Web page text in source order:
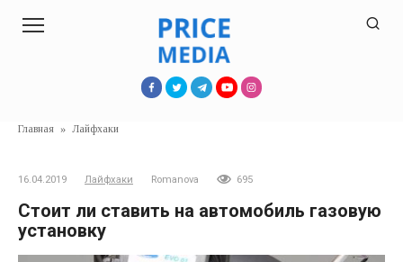
Главная » Лайфхаки
16.04.2019 Лайфхаки Romanova 695
Стоит ли ставить на автомобиль газовую
установку